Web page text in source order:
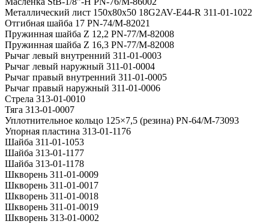
Металлический лист 150x80x50 18G2AV-E44-R 311-01-1022
Отгибная шайба 17 PN-74/M-82021
Пружинная шайба Z 12,2 PN-77/M-82008
Пружинная шайба Z 16,3 PN-77/M-82008
Рычаг левый внутренний 311-01-0003
Рычаг левый наружный 311-01-0004
Рычаг правый внутренний 311-01-0005
Рычаг правый наружный 311-01-0006
Стрела 313-01-0010
Тяга 313-01-0007
Уплотнительное кольцо 125×7,5 (резина) PN-64/M-73093
Упорная пластина 313-01-1176
Шайба 311-01-1053
Шайба 313-01-1177
Шайба 313-01-1178
Шкворень 311-01-0009
Шкворень 311-01-0017
Шкворень 311-01-0018
Шкворень 311-01-0019
Шкворень 313-01-0002